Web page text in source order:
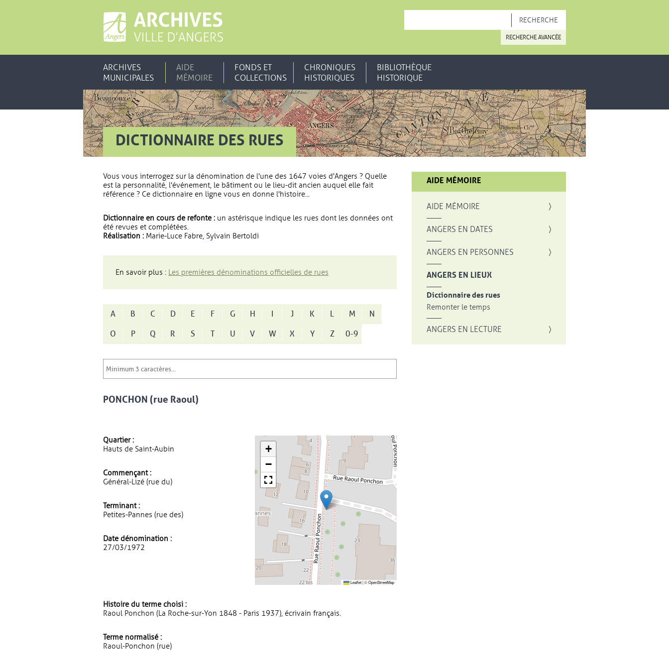
RECHERCHE AVANCÉE
ARCHIVES
MUNICIPALES
AIDE
MÉMOIRE
FONDS ET
COLLECTIONS
CHRONIQUES
HISTORIQUES
BIBLIOTHÈQUE
HISTORIQUE
DICTIONNAIRE DES RUES
Vous vous interrogez sur la dénomination de l'une des 1647 voies d'Angers ? Quelle
est la personnalité, l'événement, le bâtiment ou le lieu-dit ancien auquel elle fait
référence ? Ce dictionnaire en ligne vous en donne l'histoire...
Dictionnaire en cours de refonte : un astérisque indique les rues dont les données ont
été revues et complétées.
Réalisation : Marie-Luce Fabre, Sylvain Bertoldi
En savoir plus : Les premières dénominations officielles de rues
A B C D E F G H I J K L M
N
O
P Q R S T U V W X Y Z 0-9
PONCHON (rue Raoul)
Quartier :
Hauts de Saint-Aubin
Commençant :
Général-Lizé (rue du)
Terminant :
Petites-Pannes (rue des)
Date dénomination :
27/03/1972
+
−
Leaflet|©OpenStreetMap
Histoire du terme choisi :
Raoul Ponchon (La Roche-sur-Yon 1848 - Paris 1937), écrivain français.
Terme normalisé :
Raoul-Ponchon (rue)
AIDE MÉMOIRE
AIDE MÉMOIRE
ANGERS EN DATES
ANGERS EN PERSONNES
ANGERS EN LIEUX
Dictionnaire des rues
Remonter le temps
ANGERS EN LECTURE